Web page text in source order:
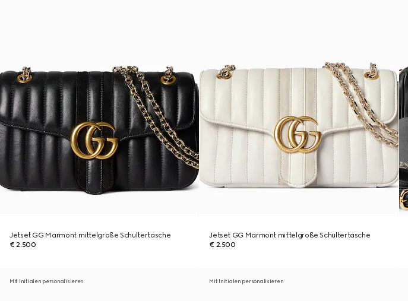
Jetset GG Marmont mittelgroße Schultertasche
€ 2.500
Jetset GG Marmont mittelgroße Schultertasche
€ 2.500
Mit Initialen personalisieren Mit Initialen personalisieren